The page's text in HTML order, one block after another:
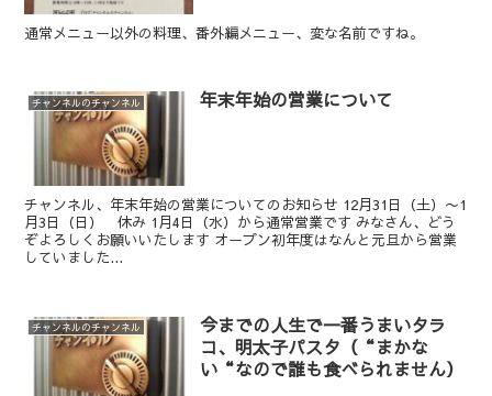
通常メニュー以外の料理、番外編メニュー、変な名前ですね。
チャンネルのチャンネル 年末年始の営業について
チャンネル、年末年始の営業についてのお知らせ 12月31日（土）〜1
月3日（日） 休み 1月4日（水）から通常営業です みなさん、どう
ぞよろしくお願いいたします オープン初年度はなんと元旦から営業
していました...
チャンネルのチャンネル
今までの人生で一番うまいタラ
コ、明太子パスタ（“まかな
い“なので誰も食べられません）